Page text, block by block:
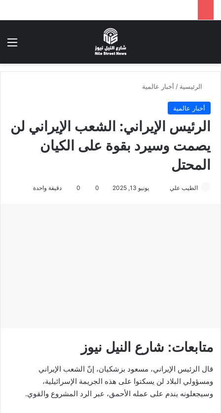
الرئيسية / أخبار عالمية
أخبار عالمية
الرئيس الإيراني: الشعب الإيراني لن
يصمت وسيرد بقوة على الكيان
المحتل
الطيب علي يونيو 13, 2025 0 دقيقة واحدة
متابعات: شارع النيل نيوز
قال الرئيس الإيراني، مسعود بزشكيان، إنّ الشعب الإيراني
ومسؤولي البلاد لن يسكتوا على هذه الجريمة الإسرائيلية،
وسيجعلونه يندم على عمله الأحمق، عبر الرد المشروع والقوي.